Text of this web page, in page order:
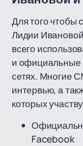
Для того чтобы
Лидии
всего
и официальные
сетях. Многие
интервью, а
которых
Facebook